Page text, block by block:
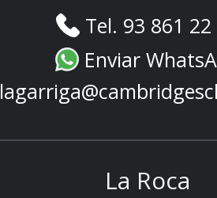
Tel. 93 861
Enviar
La Roca